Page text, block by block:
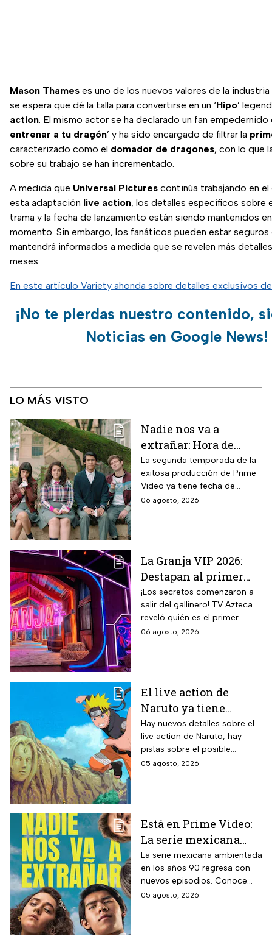
Mason Thames es uno de los nuevos valores de la
se espera que dé la talla para convertirse en un ‘Hipo’
action. El mismo actor se ha declarado un fan empedernido
entrenar a tu dragón’ y ha sido encargado de filtrar la
caracterizado como el domador de dragones, con lo que
sobre su trabajo se han incrementado.
A medida que Universal Pictures continúa trabajando en
esta adaptación live action, los detalles específicos sobre
trama y la fecha de lanzamiento están siendo mantenidos
momento. Sin embargo, los fanáticos pueden estar seguros
mantendrá informados a medida que se revelen más
meses.
En este artículo Variety ahonda sobre detalles exclusivos
¡No te pierdas nuestro contenido,
Noticias en Google News!
LO MÁS VISTO
Nadie nos va a
extrañar: Hora de
estreno de la
Temporada 2 y reparto
completo
La segunda temporada de la
exitosa producción de Prime
Video ya tiene fecha de
estreno. Conoce el horario en
06 agosto, 2026
La Granja VIP 2026:
Destapan al primer
participante del
reality más viral de la
televisión mexicana
¡Los secretos comenzaron a
salir del gallinero! TV Azteca
reveló quién es el primer
granjero confirmado para la
06 agosto, 2026
El live action de
Naruto ya tiene
director y así avanza
el casting de la
película
Hay nuevos detalles sobre el
live action de Naruto, hay
pistas sobre el posible
enfoque de la historia y
05 agosto, 2026
Está en Prime Video:
La serie mexicana
noventera de la que
todos están hablando
y que se ve en un fin
de semana
La serie mexicana ambientada
en los años 90 regresa con
nuevos episodios. Conoce
cuándo se estrena, qué
05 agosto, 2026